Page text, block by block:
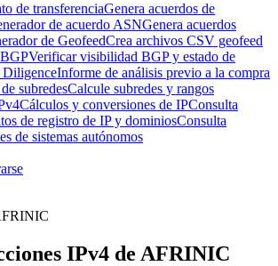
de transferenciaGenera acuerdos de
de acuerdo ASNGenera acuerdos
de GeofeedCrea archivos CSV geofeed
Verificar visibilidad BGP y estado de
DiligenceInforme de análisis previo a la compra
subredesCalcule subredes y rangos
Cálculos y conversiones de IPConsulta
de registro de IP y dominiosConsulta
de sistemas autónomos
IPv4 de AFRINIC